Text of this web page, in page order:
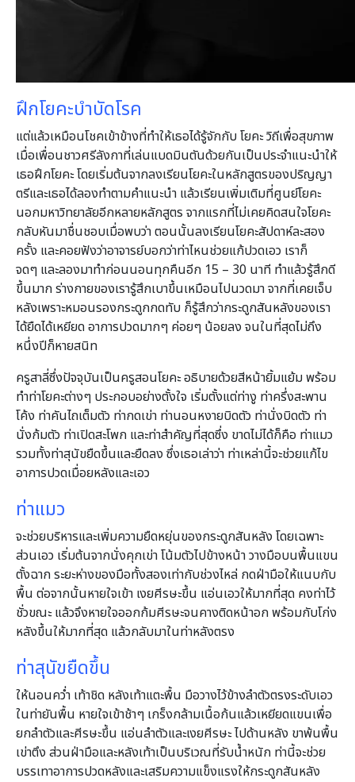
ฝึกโยคะบำบัดโรค
แต่แล้วเหมือนโชคเข้าข้างที่ทำให้เธอได้รู้จักกับ โยคะ วิถีเพื่อสุขภาพ
เมื่อเพื่อนชาวศรีลังกาที่เล่นแบดมินตันด้วยกันเป็นประจำแนะนำให้
เธอฝึกโยคะ โดยเริ่มต้นจากลงเรียนโยคะในหลักสูตรของปริญญา
ตรีและเธอได้ลองทำตามคำแนะนำ แล้วเรียนเพิ่มเติมที่ศูนย์โยคะ
นอกมหาวิทยาลัยอีกหลายหลักสูตร จากแรกที่ไม่เคยคิดสนใจโยคะ
กลับหันมาชื่นชอบเมื่อพบว่า ตอนนั้นลงเรียนโยคะสัปดาห์ละสอง
ครั้ง และคอยฟังว่าอาจารย์บอกว่าท่าไหนช่วยแก้ปวดเอว เราก็
จดๆ และลองมาทำก่อนนอนทุกคืนอีก 15 – 30 นาที ทำแล้วรู้สึกดี
ขึ้นมาก ร่างกายของเรารู้สึกเบาขึ้นเหมือนไปนวดมา จากที่เคยเจ็บ
หลังเพราะหมอนรองกระดูกกดทับ ก็รู้สึกว่ากระดูกสันหลังของเรา
ได้ยืดได้เหยียด อาการปวดมากๆ ค่อยๆ น้อยลง จนในที่สุดไม่ถึง
หนึ่งปีก็หายสนิท
ครูสาลี่ซึ่งปัจจุบันเป็นครูสอนโยคะ อธิบายด้วยสีหน้ายิ้มแย้ม พร้อม
ทำท่าโยคะต่างๆ ประกอบอย่างตั้งใจ เริ่มตั้งแต่ท่างู ท่าครึ่งสะพาน
โค้ง ท่าคันไถเต็มตัว ท่ากดเข่า ท่านอนหงายบิดตัว ท่านั่งบิดตัว ท่า
นั่งก้มตัว ท่าเปิดสะโพก และท่าสำคัญที่สุดซึ่ง ขาดไม่ได้ก็คือ ท่าแมว
รวมทั้งท่าสุนัขยืดขึ้นและยืดลง ซึ่งเธอเล่าว่า ท่าเหล่านี้จะช่วยแก้ไข
อาการปวดเมื่อยหลังและเอว
ท่าแมว
จะช่วยบริหารและเพิ่มความยืดหยุ่นของกระดูกสันหลัง โดยเฉพาะ
ส่วนเอว เริ่มต้นจากนั่งคุกเข่า โน้มตัวไปข้างหน้า วางมือบนพื้นแขน
ตั้งฉาก ระยะห่างของมือทั้งสองเท่ากับช่วงไหล่ กดฝ่ามือให้แนบกับ
พื้น ต่อจากนั้นหายใจเข้า เงยศีรษะขึ้น แอ่นเอวให้มากที่สุด คงท่าไว้
ชั่วขณะ แล้วจึงหายใจออกก้มศีรษะจนคางติดหน้าอก พร้อมกับโก่ง
หลังขึ้นให้มากที่สุด แล้วกลับมาในท่าหลังตรง
ท่าสุนัขยืดขึ้น
ให้นอนคว่ำ เท้าชิด หลังเท้าแตะพื้น มือวางไว้ข้างลำตัวตรงระดับเอว
ในท่ายันพื้น หายใจเข้าช้าๆ เกร็งกล้ามเนื้อก้นแล้วเหยียดแขนเพื่อ
ยกลำตัวและศีรษะขึ้น แอ่นลำตัวและเงยศีรษะ ไปด้านหลัง ขาพ้นพื้น
เข่าตึง ส่วนฝ่ามือและหลังเท้าเป็นบริเวณที่รับน้ำหนัก ท่านี้จะช่วย
บรรเทาอาการปวดหลังและเสริมความแข็งแรงให้กระดูกสันหลัง